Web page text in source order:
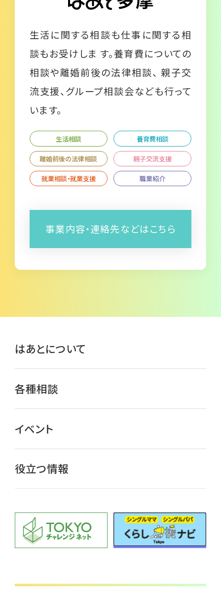
生活に関する相談も仕事に関する相
談もお受けしま す。養育費についての
相談や離婚前後の法律相談、 親子交
流支援、グループ相談会なども行って
います。
生活相談 養育費相談
離婚前後の法律相談 親子交流支援
就業相談・就業支援 職業紹介
事業内容・連絡先などはこちら
はあとについて
各種相談
イベント
役立つ情報